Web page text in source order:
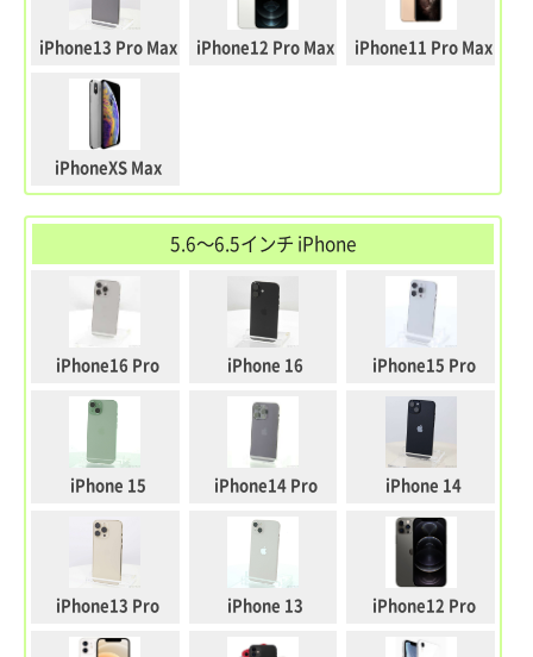
iPhone13 Pro Max iPhone12 Pro Max iPhone11 Pro Max
iPhoneXS Max
5.6～6.5インチ iPhone
iPhone16 Pro iPhone 16 iPhone15 Pro
iPhone 15 iPhone14 Pro iPhone 14
iPhone13 Pro iPhone 13 iPhone12 Pro